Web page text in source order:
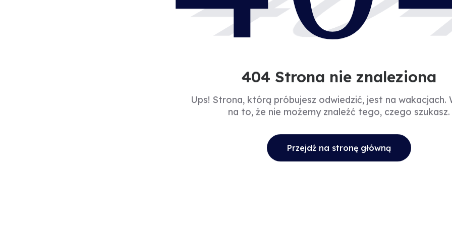
404 Strona nie znaleziona
Ups! Strona, którą próbujesz odwiedzić, jest na wakacjach.
na to, że nie możemy znaleźć tego, czego szukasz.
Przejdź na stronę główną